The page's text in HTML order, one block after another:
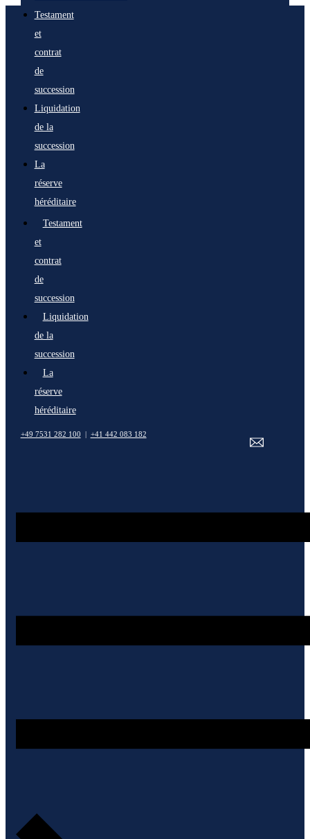
Testament
et
contrat
de
succession
Liquidation
de la
succession
La
réserve
héréditaire
Testament
et
contrat
de
succession
Liquidation
de la
succession
La
réserve
héréditaire
+49 7531 282 100 | +41 442 083 182